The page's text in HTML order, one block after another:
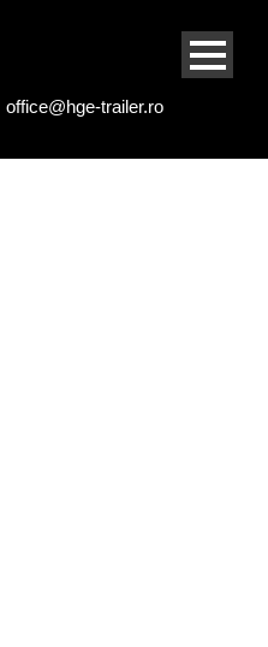
office@hge-trailer.ro